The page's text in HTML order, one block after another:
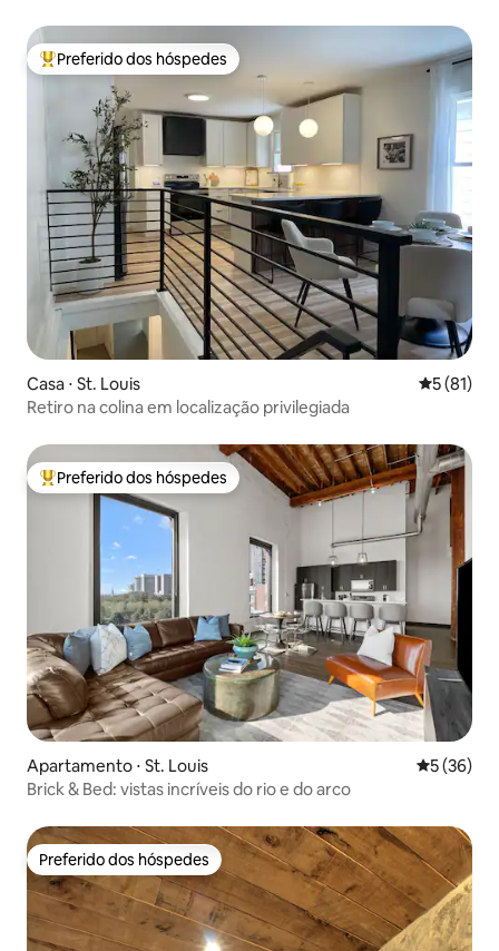
Entre os melhores preferidos dos hóspedes
Preferido dos hóspedes
Casa ⋅ St. Louis 5 de uma
5 (81)
Retiro na colina em localização privilegiada
Entre os melhores preferidos dos hóspedes
Preferido dos hóspedes
Apartamento ⋅ St. Louis 5 de uma
5 (36)
Brick & Bed: vistas incríveis do rio e do arco
Preferido dos hóspedes
Preferido dos hóspedes